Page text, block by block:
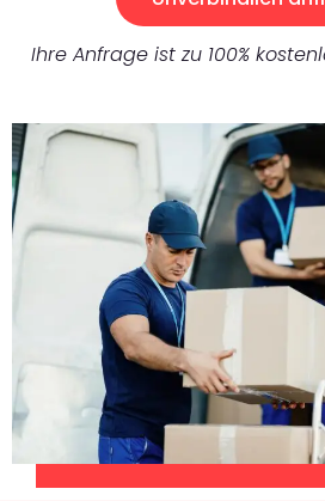
Ihre Anfrage ist zu 100%